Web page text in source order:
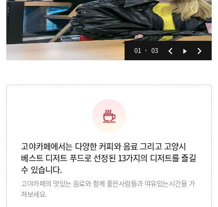
01 03
고야카페에서는 다양한 커피와 음료 그리고 고양시
베스트 디저트 푸드로 선정된 13가지의 디저트를 즐길
수 있습니다.
고야카페의 맛있는 음료와 함께 좋은사람들과 여유있는시간을 가
져보세요.